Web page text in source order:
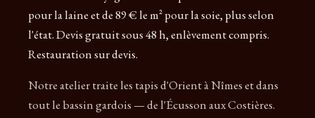
pour la laine et de 89 € le m² pour la soie, plus selon
l'état. Devis gratuit sous 48 h, enlèvement compris.
Restauration sur devis.
Notre atelier traite les tapis d'Orient à Nîmes et dans
tout le bassin gardois — de l'Écusson aux Costières.